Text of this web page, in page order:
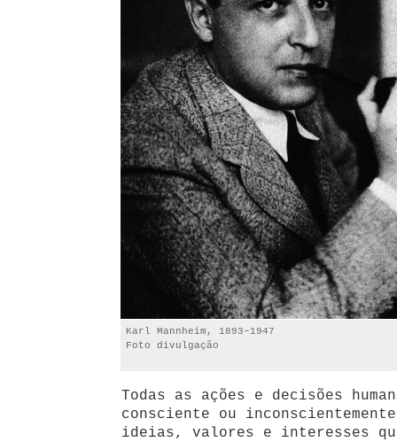
Karl Mannheim, 1893–1947
Foto divulgação
Todas as ações e decisões
consciente ou
ideias, valores e interesses